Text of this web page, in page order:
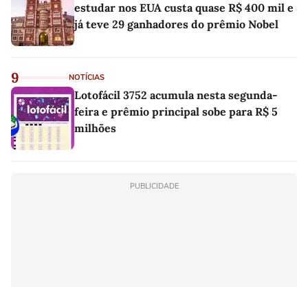
estudar nos EUA custa quase R$ 400 mil e
já teve 29 ganhadores do prêmio Nobel
9 NOTÍCIAS
Lotofácil 3752 acumula nesta segunda-
feira e prêmio principal sobe para R$ 5
milhões
PUBLICIDADE